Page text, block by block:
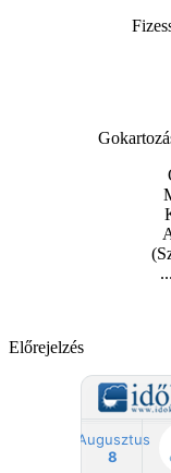
Előrejelzés